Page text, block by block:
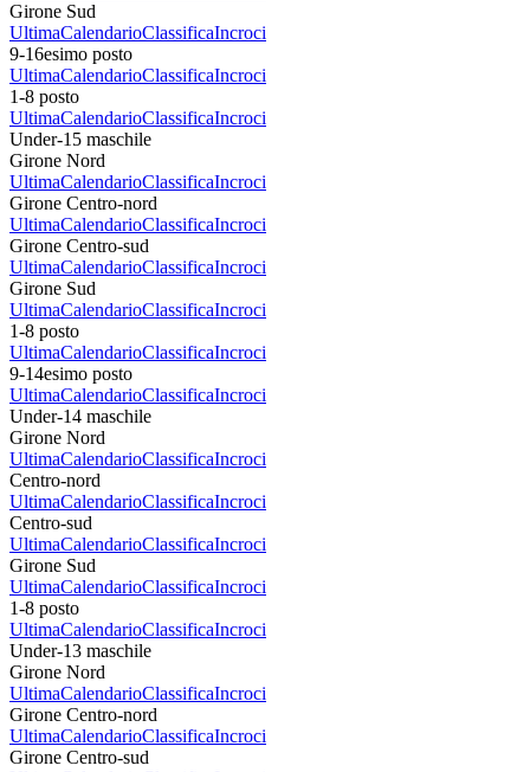
Girone Sud
UltimaCalendarioClassificaIncroci
9-16esimo posto
UltimaCalendarioClassificaIncroci
1-8 posto
UltimaCalendarioClassificaIncroci
Under-15 maschile
Girone Nord
UltimaCalendarioClassificaIncroci
Girone Centro-nord
UltimaCalendarioClassificaIncroci
Girone Centro-sud
UltimaCalendarioClassificaIncroci
Girone Sud
UltimaCalendarioClassificaIncroci
1-8 posto
UltimaCalendarioClassificaIncroci
9-14esimo posto
UltimaCalendarioClassificaIncroci
Under-14 maschile
Girone Nord
UltimaCalendarioClassificaIncroci
Centro-nord
UltimaCalendarioClassificaIncroci
Centro-sud
UltimaCalendarioClassificaIncroci
Girone Sud
UltimaCalendarioClassificaIncroci
1-8 posto
UltimaCalendarioClassificaIncroci
Under-13 maschile
Girone Nord
UltimaCalendarioClassificaIncroci
Girone Centro-nord
UltimaCalendarioClassificaIncroci
Girone Centro-sud